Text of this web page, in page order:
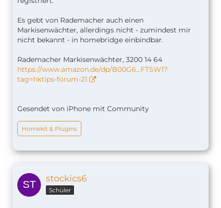
Es gebt von Rademacher auch einen
Markisenwächter, allerdings nicht - zumindest mir
nicht bekannt - in homebridge einbindbar.
Rademacher Markisenwächter, 3200 14 64
https://www.amazon.de/dp/B00G6…FTSW1?
tag=hktips-forum-21
Gesendet von iPhone mit Community
Homekit & Plugins
stockics6
Schüler